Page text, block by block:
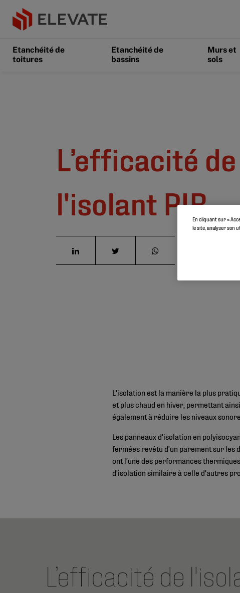
Etanchéité de
toitures
Etanchéité de
bassins
Murs et
sols
L’efficacité de
l'isolant PIR
L'isolation est la manière la plus
et plus chaud en hiver, permettant
également à réduire les niveaux
Les panneaux d'isolation en
fermées revêtu d'un parement sur les
ont l'une des performances
d'isolation similaire à celle d'autres
L’efficacité de
En cliquant sur «
le site, analyser son